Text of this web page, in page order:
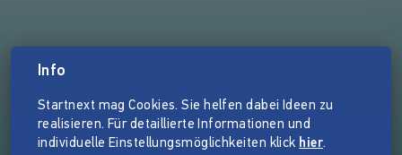
Info
Startnext mag Cookies. Sie helfen dabei Ideen zu
realisieren. Für detaillierte Informationen und
individuelle Einstellungsmöglichkeiten klick hier.